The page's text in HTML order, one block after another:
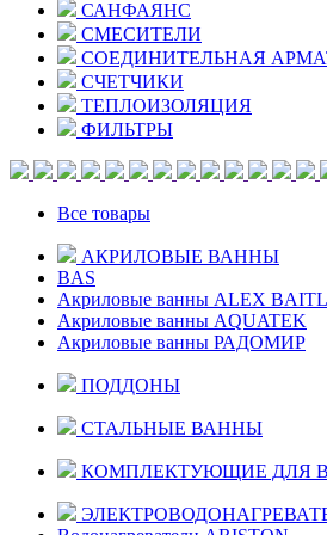
САНФАЯНС
СМЕСИТЕЛИ
СОЕДИНИТЕЛЬНАЯ
СЧЕТЧИКИ
ТЕПЛОИЗОЛЯЦИЯ
ФИЛЬТРЫ
Все товары
АКРИЛОВЫЕ ВАННЫ
BAS
Акриловые ванны ALEX
Акриловые ванны AQUATEK
Акриловые ванны РАДОМИР
ПОДДОНЫ
СТАЛЬНЫЕ ВАННЫ
КОМПЛЕКТУЮЩИЕ ДЛЯ